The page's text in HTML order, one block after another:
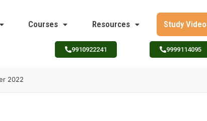
Courses Resources Study
9910922241 9999114095
2022